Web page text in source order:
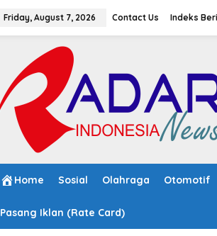
Friday, August 7, 2026 Contact Us Indeks
Home Sosial Olahraga Otomotif
Pasang Iklan (Rate Card)